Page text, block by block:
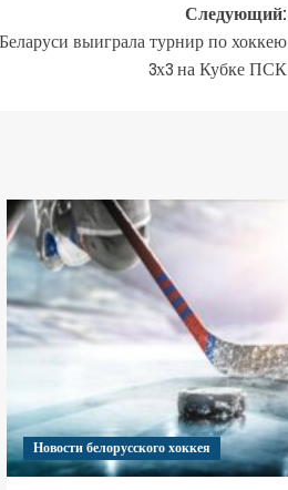
Следующий:
выиграла турнир по хоккею
3х3 на Кубке ПСК
Новости белорусского хоккея